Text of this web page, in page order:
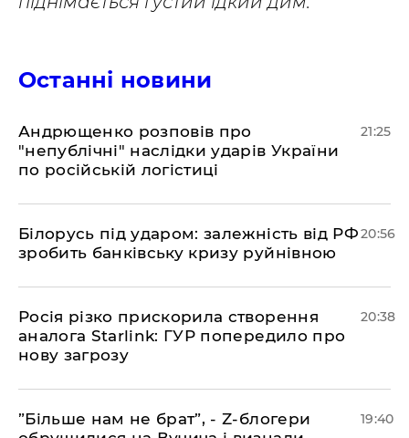
Останні новини
​Андрющенко розповів про
"непублічні" наслідки ударів України
по російській логістиці
21:25
​Білорусь під ударом: залежність від РФ
зробить банківську кризу руйнівною
20:56
​Росія різко прискорила створення
аналога Starlink: ГУР попередило про
нову загрозу
20:38
​”Більше нам не брат”, - Z-блогери
19:40